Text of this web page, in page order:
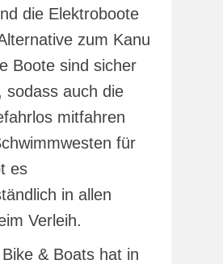
die Elektroboote
zum Kanu
Boote sind sicher
sodass auch die
mitfahren
für
es
in allen
Verleih.
Bike & Boats hat in